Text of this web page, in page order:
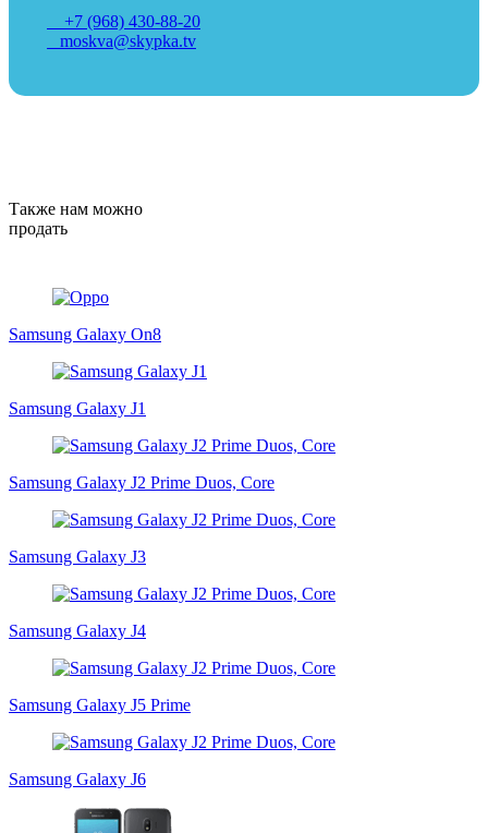
+7 (968) 430-88-20
moskva@skypka.tv
Также нам можно
продать
Samsung Galaxy On8
Samsung Galaxy J1
Samsung Galaxy J2 Prime Duos, Core
Samsung Galaxy J3
Samsung Galaxy J4
Samsung Galaxy J5 Prime
Samsung Galaxy J6